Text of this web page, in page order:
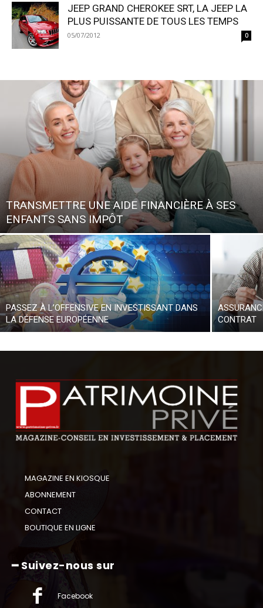
JEEP GRAND CHEROKEE SRT, LA JEEP LA
PLUS PUISSANTE DE TOUS LES TEMPS
05/07/2012 0
TRANSMETTRE UNE AIDE FINANCIÈRE À SES
ENFANTS SANS IMPÔT
PASSEZ À L’OFFENSIVE EN INVESTISSANT DANS
LA DÉFENSE EUROPÉENNE
CONTRAT
MAGAZINE EN KIOSQUE
ABONNEMENT
CONTACT
BOUTIQUE EN LIGNE
━ Suivez-nous sur
Facebook